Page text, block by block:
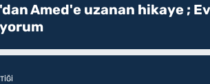
Amed'e uzanan hikaye ;